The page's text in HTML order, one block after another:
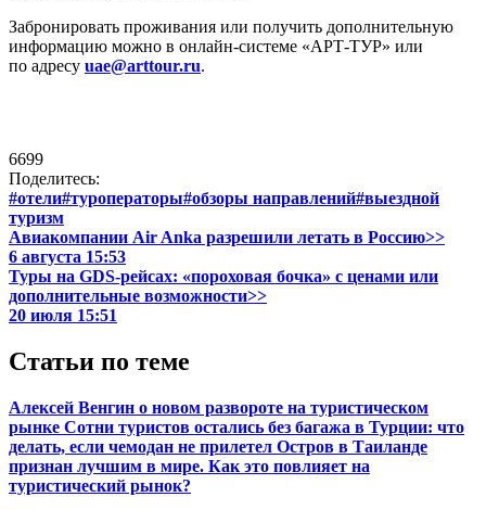
Забронировать проживания или получить дополнительную
информацию можно в онлайн-системе «АРТ-ТУР» или
по адресу uae@arttour.ru.
6699
Поделитесь:
#отели#туроператоры#обзоры направлений#выездной
туризм
Авиакомпании Air Anka разрешили летать в Россию>>
6 августа 15:53
Туры на GDS-рейсах: «пороховая бочка» с ценами или
дополнительные возможности>>
20 июля 15:51
Статьи по теме
Алексей Венгин о новом развороте на туристическом
рынке Сотни туристов остались без багажа в Турции: что
делать, если чемодан не прилетел Остров в Таиланде
признан лучшим в мире. Как это повлияет на
туристический рынок?